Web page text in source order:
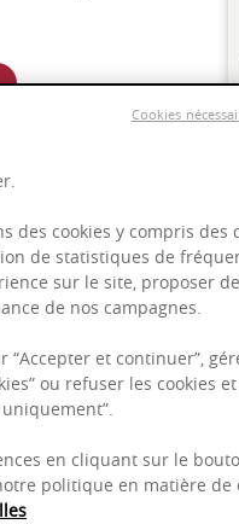
des cookies y compris des
de statistiques de
sur le site, proposer
de nos campagnes.
et continuer”,
ou refuser les cookies
en cliquant sur le
politique en matière de
Cookies